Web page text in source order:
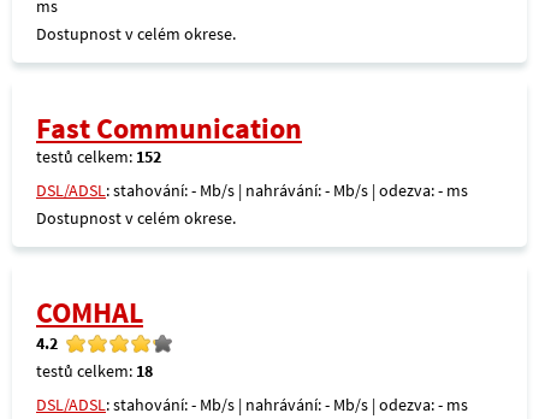
ms
Dostupnost v celém okrese.
Fast Communication
testů celkem: 152
DSL/ADSL: stahování: - Mb/s | nahrávání: - Mb/s | odezva: - ms
Dostupnost v celém okrese.
COMHAL
4.2
testů celkem: 18
DSL/ADSL: stahování: - Mb/s | nahrávání: - Mb/s | odezva: - ms